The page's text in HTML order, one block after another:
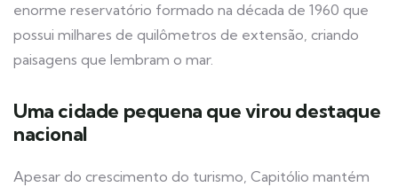
enorme reservatório formado na década de 1960 que
possui milhares de quilômetros de extensão, criando
paisagens que lembram o mar.
Uma cidade pequena que virou destaque
nacional
Apesar do crescimento do turismo, Capitólio mantém